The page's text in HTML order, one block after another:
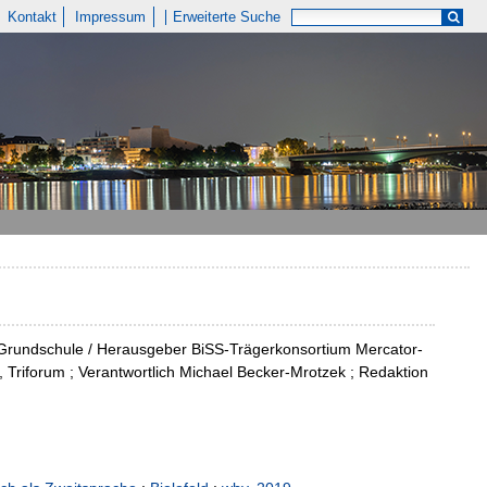
Kontakt Impressum Erweiterte Suche
/ Herausgeber BiSS-Trägerkonsortium Mercator-
; Verantwortlich Michael Becker-Mrotzek ; Redaktion